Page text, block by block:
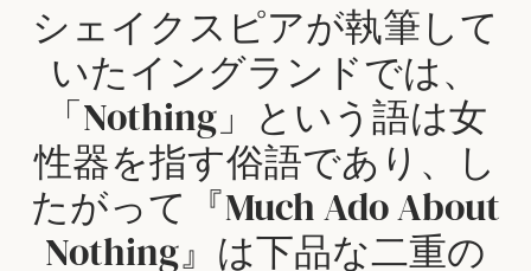
シェイクスピアが執筆して
いたイングランドでは、
「Nothing」という語は女
性器を指す俗語であり、し
たがって『Much Ado About
Nothing』は下品な二重の